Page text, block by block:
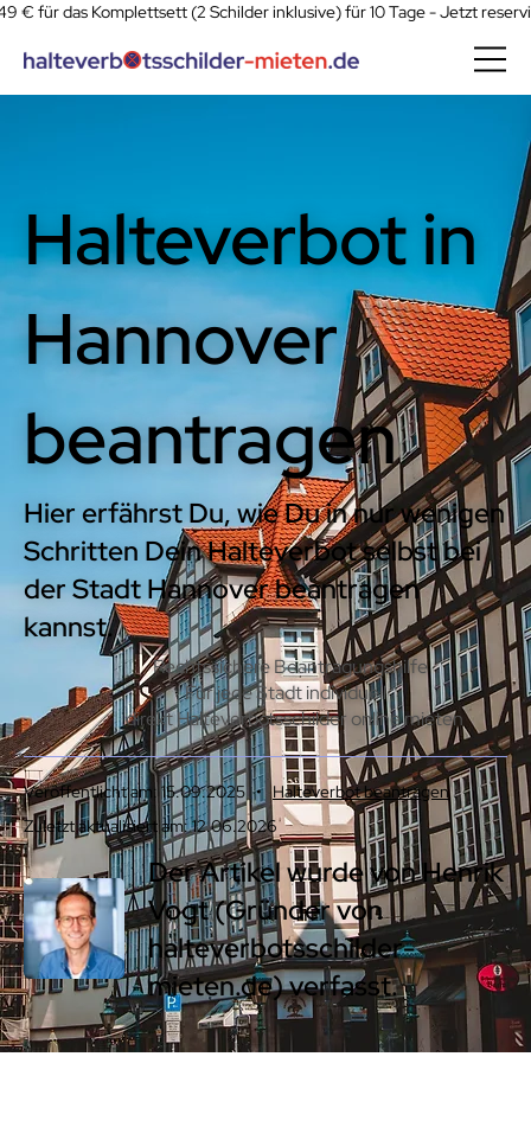
€ für das Komplettsett (2 Schilder inklusive) für 10 Tage - Jetzt
Halteverbot in
Hannover
beantragen
Hier erfährst Du, wie Du in nur wenigen
Schritten Dein Halteverbot selbst bei
der Stadt Hannover beantragen
kannst.
Rechtssichere Beantragungshilfe
Für jede Stadt individuell
direkt Halteverbotsschilder online mieten
Veröffentlicht am: 15.09.2025 •Halteverbot beantragen
Zuletzt aktualisiert am: 12.06.2026
Der Artikel wurde vonHenrik
Vogt(Gründer von
halteverbotsschilder-
mieten.de) verfasst.